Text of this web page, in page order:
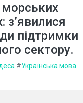
з’явилися
підтримки
сектору.
#Українська мова